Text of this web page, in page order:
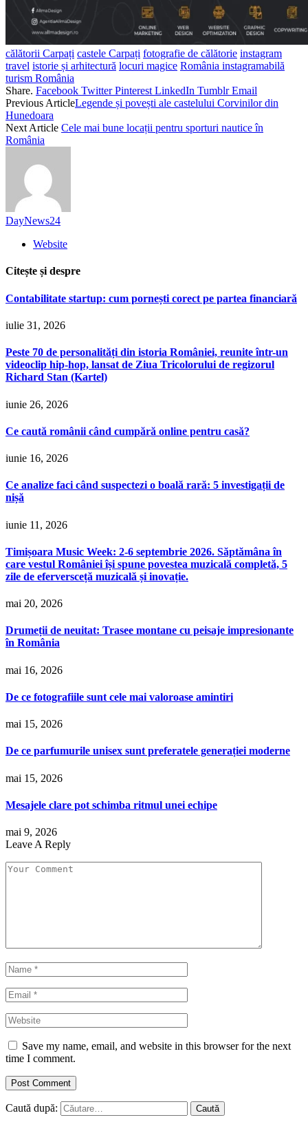
călătorii Carpați castele Carpați fotografie de călătorie instagram
travel istorie și arhitectură locuri magice România instagramabilă
turism România
Share. Facebook Twitter Pinterest LinkedIn Tumblr Email
Previous ArticleLegende și povești ale castelului Corvinilor din
Hunedoara
Next Article Cele mai bune locații pentru sporturi nautice în
România
DayNews24
Website
Citește și despre
Contabilitate startup: cum pornești corect pe partea financiară
iulie 31, 2026
Peste 70 de personalități din istoria României, reunite într-un
videoclip hip-hop, lansat de Ziua Tricolorului de regizorul
Richard Stan (Kartel)
iunie 26, 2026
Ce caută românii când cumpără online pentru casă?
iunie 16, 2026
Ce analize faci când suspectezi o boală rară: 5 investigații de
nișă
iunie 11, 2026
Timișoara Music Week: 2-6 septembrie 2026. Săptămâna în
care vestul României își spune povestea muzicală completă, 5
zile de eferversceță muzicală și inovație.
mai 20, 2026
Drumeții de neuitat: Trasee montane cu peisaje impresionante
în România
mai 16, 2026
De ce fotografiile sunt cele mai valoroase amintiri
mai 15, 2026
De ce parfumurile unisex sunt preferatele generației moderne
mai 15, 2026
Mesajele clare pot schimba ritmul unei echipe
mai 9, 2026
Leave A Reply
Save my name, email, and website in this browser for the next
time I comment.
Caută după: